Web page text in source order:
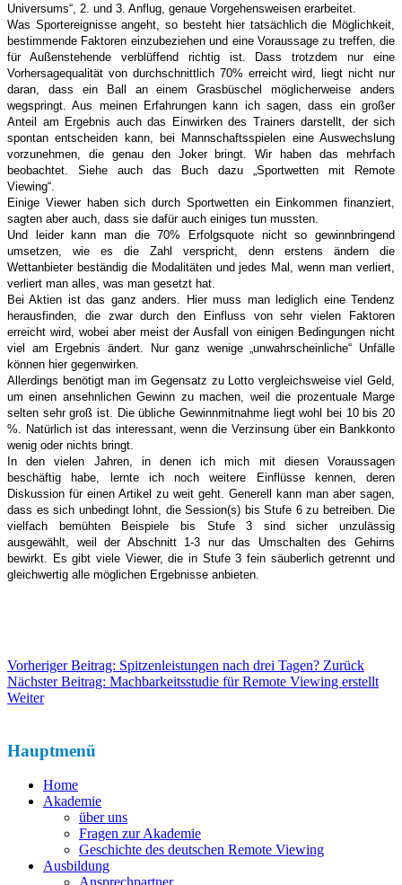
Universums“, 2. und 3. Anflug, genaue Vorgehensweisen erarbeitet.
Was Sportereignisse angeht, so besteht hier tatsächlich die Möglichkeit,
bestimmende Faktoren einzubeziehen und eine Voraussage zu treffen, die
für Außenstehende verblüffend richtig ist. Dass trotzdem nur eine
Vorhersagequalität von durchschnittlich 70% erreicht wird, liegt nicht nur
daran, dass ein Ball an einem Grasbüschel möglicherweise anders
wegspringt. Aus meinen Erfahrungen kann ich sagen, dass ein großer
Anteil am Ergebnis auch das Einwirken des Trainers darstellt, der sich
spontan entscheiden kann, bei Mannschaftsspielen eine Auswechslung
vorzunehmen, die genau den Joker bringt. Wir haben das mehrfach
beobachtet. Siehe auch das Buch dazu „Sportwetten mit Remote
Viewing“.
Einige Viewer haben sich durch Sportwetten ein Einkommen finanziert,
sagten aber auch, dass sie dafür auch einiges tun mussten.
Und leider kann man die 70% Erfolgsquote nicht so gewinnbringend
umsetzen, wie es die Zahl verspricht, denn erstens ändern die
Wettanbieter beständig die Modalitäten und jedes Mal, wenn man verliert,
verliert man alles, was man gesetzt hat.
Bei Aktien ist das ganz anders. Hier muss man lediglich eine Tendenz
herausfinden, die zwar durch den Einfluss von sehr vielen Faktoren
erreicht wird, wobei aber meist der Ausfall von einigen Bedingungen nicht
viel am Ergebnis ändert. Nur ganz wenige „unwahrscheinliche“ Unfälle
können hier gegenwirken.
Allerdings benötigt man im Gegensatz zu Lotto vergleichsweise viel Geld,
um einen ansehnlichen Gewinn zu machen, weil die prozentuale Marge
selten sehr groß ist. Die übliche Gewinnmitnahme liegt wohl bei 10 bis 20
%. Natürlich ist das interessant, wenn die Verzinsung über ein Bankkonto
wenig oder nichts bringt.
In den vielen Jahren, in denen ich mich mit diesen Voraussagen
beschäftig habe, lernte ich noch weitere Einflüsse kennen, deren
Diskussion für einen Artikel zu weit geht. Generell kann man aber sagen,
dass es sich unbedingt lohnt, die Session(s) bis Stufe 6 zu betreiben. Die
vielfach bemühten Beispiele bis Stufe 3 sind sicher unzulässig
ausgewählt, weil der Abschnitt 1-3 nur das Umschalten des Gehirns
bewirkt. Es gibt viele Viewer, die in Stufe 3 fein säuberlich getrennt und
gleichwertig alle möglichen Ergebnisse anbieten.
Vorheriger Beitrag: Spitzenleistungen nach drei Tagen? Zurück
Nächster Beitrag: Machbarkeitsstudie für Remote Viewing erstellt
Weiter
Hauptmenü
Home
Akademie
über uns
Fragen zur Akademie
Geschichte des deutschen Remote Viewing
Ausbildung